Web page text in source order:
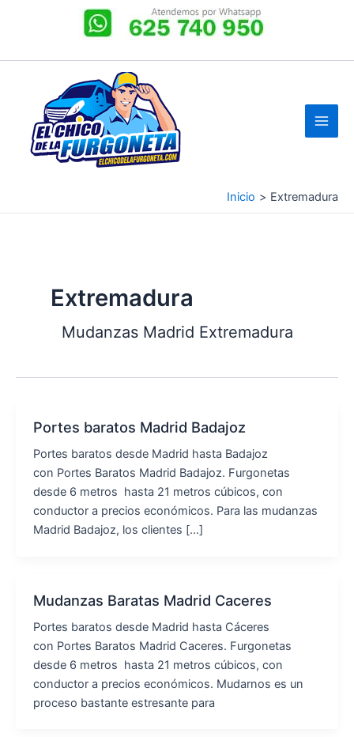
Inicio Extremadura
Extremadura
Mudanzas Madrid Extremadura
Portes baratos Madrid Badajoz
Portes baratos desde Madrid hasta Badajoz
con Portes Baratos Madrid Badajoz. Furgonetas
desde 6 metros hasta 21 metros cúbicos, con
conductor a precios económicos. Para las mudanzas
Madrid Badajoz, los clientes [...]
Mudanzas Baratas Madrid Caceres
Portes baratos desde Madrid hasta Cáceres
con Portes Baratos Madrid Caceres. Furgonetas
desde 6 metros hasta 21 metros cúbicos, con
conductor a precios económicos. Mudarnos es un
proceso bastante estresante para